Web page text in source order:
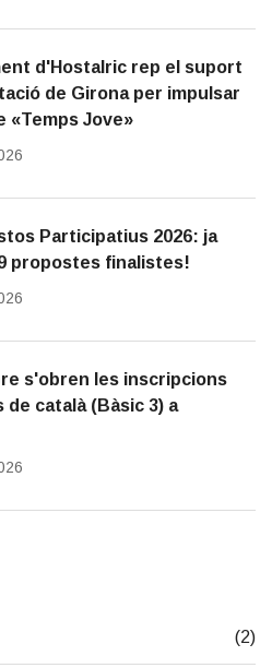
d'Hostalric rep el suport
de Girona per impulsar
«Temps Jove»
Participatius 2026: ja
propostes finalistes!
s'obren les inscripcions
de català (Bàsic 3) a
(2)